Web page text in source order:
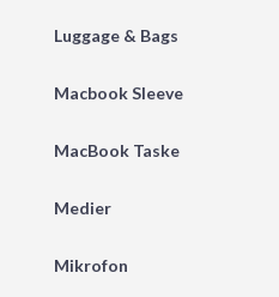
Luggage & Bags
Macbook Sleeve
MacBook Taske
Medier
Mikrofon